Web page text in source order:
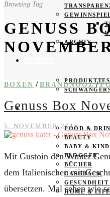
ARCHIV
PRODUKTTESTER
FOOD &
BEAUTY
BABY & KIND
BLOGGER
BÜCHER
CASHBACK
HOME &
Browsing Tag
GENUSS
BOXEN / BRANDNOOZ /
Genuss Box
5. NOVEMBER 2016
Mit Gustoin den Winter
dem Italienischen mit
übersetzen. Mal sehen wie